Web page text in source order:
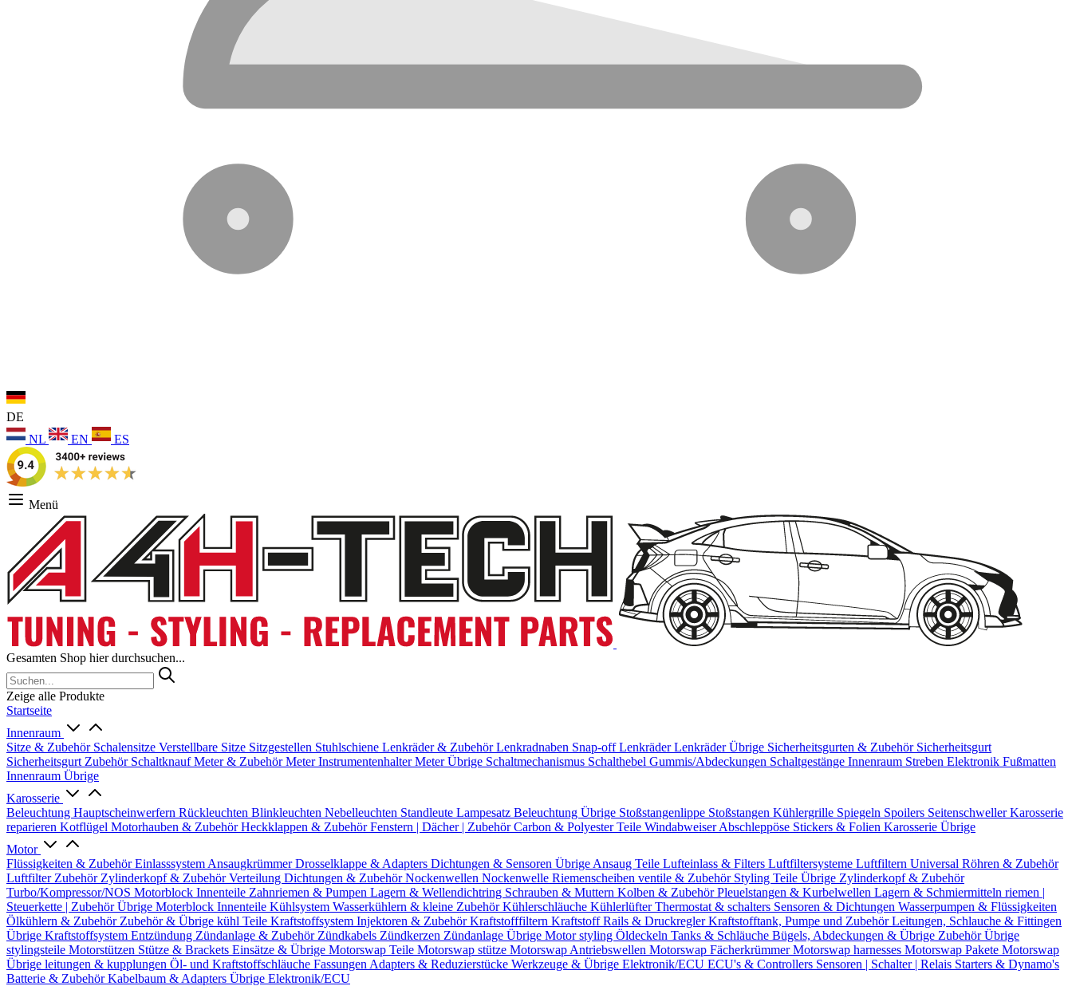
DE
NL
EN ES
Menü
Gesamten Shop hier durchsuchen...
Zeige alle Produkte
Startseite
Innenraum
Sitze & Zubehör Schalensitze Verstellbare Sitze Sitzgestellen Stuhlschiene Lenkräder & ZubehörLenkradnaben Snap-offLenkräderLenkräder Übrige Sicherheitsgurten & Zubehör Sicherheitsgurt
Sicherheitsgurt Zubehör SchaltknaufMeter & ZubehörMeterInstrumentenhalterMeter Übrige Schaltmechanismus Schalthebel Gummis/Abdeckungen Schaltgestänge Innenraum Streben Elektronik Fußmatten
Innenraum Übrige
Karosserie
Beleuchtung Hauptscheinwerfern Rückleuchten Blinkleuchten Nebelleuchten Standleute Lampesatz Beleuchtung Übrige Stoßstangenlippe Stoßstangen Kühlergrille Spiegeln Spoilers SeitenschwellerKarosserie
reparieren Kotflügel Motorhauben & ZubehörHeckklappen & ZubehörFenstern | Dächer | ZubehörCarbon & Polyester Teile WindabweiserAbschleppöse Stickers & Folien Karosserie Übrige
Motor
Flüssigkeiten & ZubehörEinlasssystem AnsaugkrümmerDrosselklappe & Adapters Dichtungen & Sensoren Übrige Ansaug Teile Lufteinlass & Filters Luftfiltersysteme Luftfiltern Universal Röhren & Zubehör
Luftfilter Zubehör Zylinderkopf & ZubehörVerteilung Dichtungen & ZubehörNockenwellen Nockenwelle Riemenscheiben ventile & Zubehör Styling Teile Übrige Zylinderkopf & Zubehör
Turbo/Kompressor/NOS Motorblock Innenteile Zahnriemen & Pumpen Lagern & Wellendichtring Schrauben & Muttern Kolben & ZubehörPleuelstangen & Kurbelwellen Lagern & Schmiermitteln riemen |
Steuerkette | ZubehörÜbrige Moterblock Innenteile Kühlsystem Wasserkühlern & kleine ZubehörKühlerschläuche KühlerlüfterThermostat & schalters Sensoren & Dichtungen Wasserpumpen & Flüssigkeiten
Ölkühlern & Zubehör Zubehör & Übrige kühl Teile Kraftstoffsystem Injektoren & ZubehörKraftstofffiltern Kraftstoff Rails & DruckreglerKraftstofftank, Pumpe und ZubehörLeitungen, Schlauche & Fittingen
Übrige Kraftstoffsystem Entzündung Zündanlage & Zubehör Zündkabels Zündkerzen Zündanlage Übrige Motor styling Öldeckeln Tanks & Schläuche Bügels, Abdeckungen & Übrige ZubehörÜbrige
stylingsteile Motorstützen Stütze & Brackets Einsätze & Übrige Motorswap Teile Motorswap stütze Motorswap Antriebswellen Motorswap FächerkrümmerMotorswap harnesses Motorswap Pakete Motorswap
Übrige leitungen & kupplungen Öl- und Kraftstoffschläuche Fassungen Adapters & Reduzierstücke Werkzeuge & Übrige Elektronik/ECU ECU's & Controllers Sensoren | Schalter | Relais Starters & Dynamo's
Batterie & ZubehörKabelbaum & Adapters Übrige Elektronik/ECU